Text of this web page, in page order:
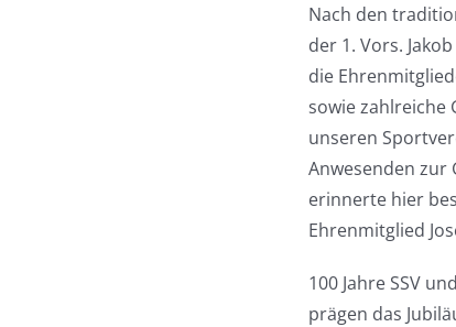
Nach den
der 1. Vors.
die
sowie zahlreiche
unseren
Anwesenden zur
erinnerte hier
Ehrenmitglied
100 Jahre SSV
prägen das